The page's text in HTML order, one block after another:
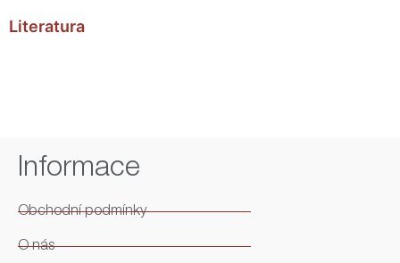
Literatura
Informace
Obchodní podmínky
O nás